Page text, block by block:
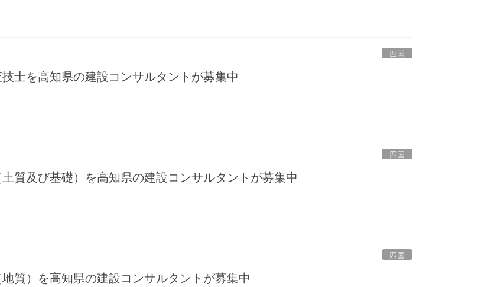
四国
士を高知県の建設コンサルタントが募集中
四国
質及び基礎）を高知県の建設コンサルタントが募集中
四国
質）を高知県の建設コンサルタントが募集中